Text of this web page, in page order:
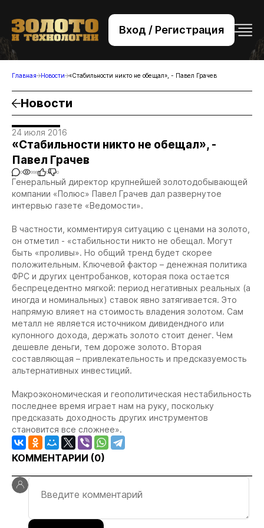
Вход / Регистрация
+7 (495) 221-76-32
bsv@zolteh.ru
Главная Новости «Стабильности никто не обещал», - Павел Грачев
Новости
24 июля 2016
«Стабильности никто не обещал», -
Павел Грачев
0 998 0 0
Генеральный директор крупнейшей золотодобывающей
компании «Полюс» Павел Грачев дал развернутое
интервью газете «Ведомости».
В частности, комментируя ситуацию с ценами на золото,
он отметил - «стабильности никто не обещал. Могут
быть «проливы». Но общий тренд будет скорее
положительным. Ключевой фактор – денежная политика
ФРС и других центробанков, которая пока остается
беспрецедентно мягкой: период негативных реальных (а
иногда и номинальных) ставок явно затягивается. Это
напрямую влияет на стоимость владения золотом. Сам
металл не является источником дивидендного или
купонного дохода, держать золото стоит денег. Чем
дешевле деньги, тем дороже золото. Вторая
составляющая – привлекательность и предсказуемость
альтернативных инвестиций.
Макроэкономическая и геополитическая нестабильность
последнее время играет нам на руку, поскольку
предсказать доходность других инструментов
становится все сложнее».
КОММЕНТАРИИ (0)